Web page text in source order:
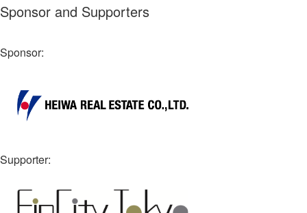
Sponsor and Supporters
Sponsor:
Supporter: